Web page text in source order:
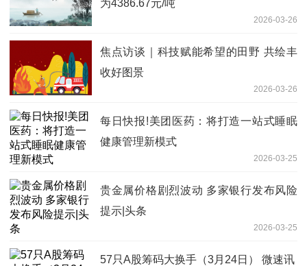
为4386.67元/吨
2026-03-26
焦点访谈｜科技赋能希望的田野 共绘丰
收好图景
2026-03-26
每日快报!美团医药：将打造一站式睡眠
健康管理新模式
2026-03-25
贵金属价格剧烈波动 多家银行发布风险
提示|头条
2026-03-25
57只A股筹码大换手（3月24日） 微速讯